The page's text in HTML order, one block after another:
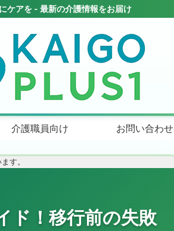
介護職員向け お問い合わせ
す。
ド！移行前の失敗